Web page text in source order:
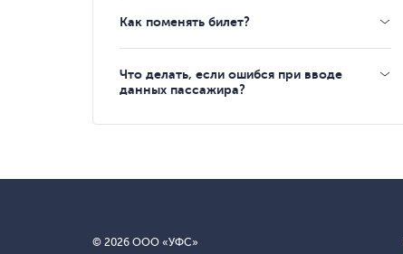
Как поменять билет?
Что делать, если ошибся при вводе
данных пассажира?
© 2026 ООО «УФС»